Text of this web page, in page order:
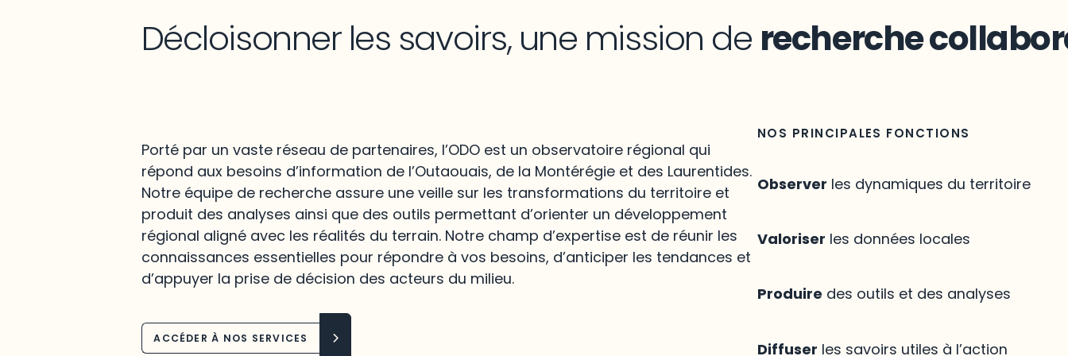
Décloisonner les savoirs, une mission de recherche
Porté par un vaste réseau de partenaires, l’ODO est un observatoire régional qui
répond aux besoins d’information de l’Outaouais, de la Montérégie et des Laurentides.
Notre équipe de recherche assure une veille sur les transformations du territoire et
produit des analyses ainsi que des outils permettant d’orienter un développement
régional aligné avec les réalités du terrain. Notre champ d’expertise est de réunir les
connaissances essentielles pour répondre à vos besoins, d’anticiper les tendances et
d’appuyer la prise de décision des acteurs du milieu.
ACCÉDER À NOS SERVICES
NOS PRINCIPALES FONCTIONS
Observer les dynamiques du territoire
Valoriser les données locales
Produire des outils et des analyses
Diffuser les savoirs utiles à l’action